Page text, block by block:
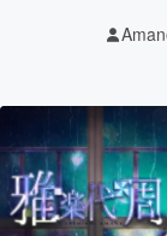
ターン
アー
テク